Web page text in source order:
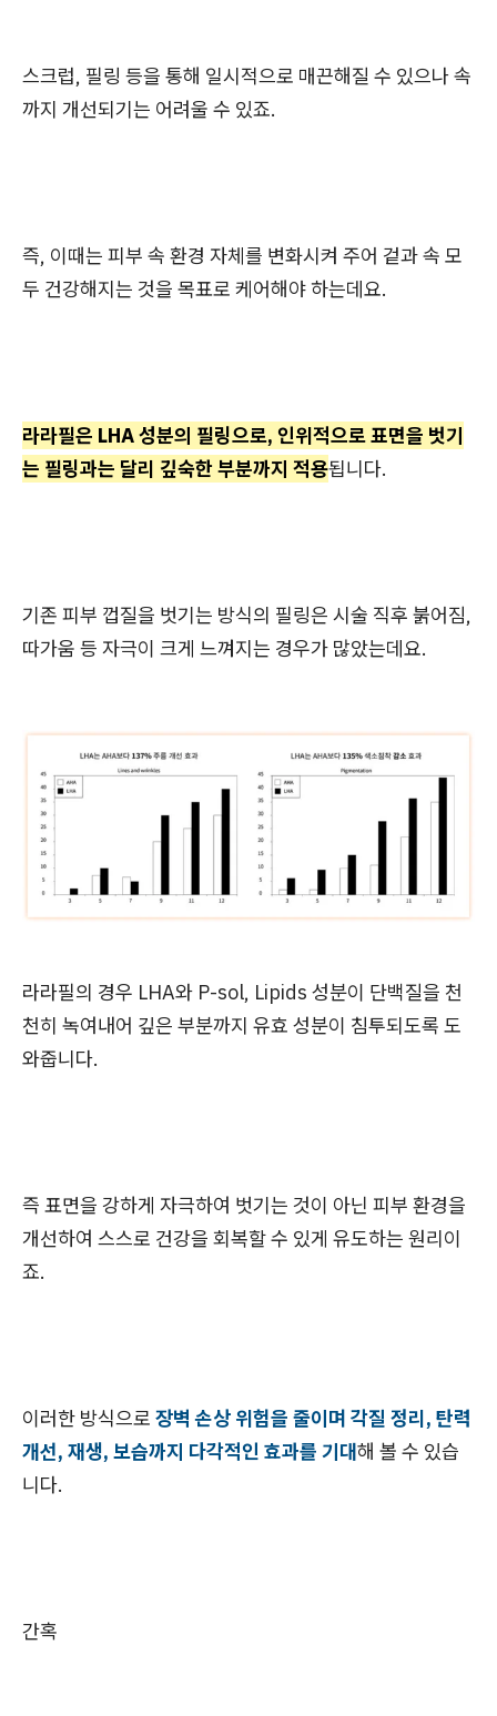
스크럽, 필링 등을 통해 일시적으로 매끈해질 수 있으나 속
까지 개선되기는 어려울 수 있죠.
즉, 이때는 피부 속 환경 자체를 변화시켜 주어 겉과 속 모
두 건강해지는 것을 목표로 케어해야 하는데요.
라라필은 LHA 성분의 필링으로, 인위적으로 표면을 벗기
는 필링과는 달리 깊숙한 부분까지 적용됩니다.
기존 피부 껍질을 벗기는 방식의 필링은 시술 직후 붉어짐,
따가움 등 자극이 크게 느껴지는 경우가 많았는데요.
라라필의 경우 LHA와 P-sol, Lipids 성분이 단백질을 천
천히 녹여내어 깊은 부분까지 유효 성분이 침투되도록 도
와줍니다.
즉 표면을 강하게 자극하여 벗기는 것이 아닌 피부 환경을
개선하여 스스로 건강을 회복할 수 있게 유도하는 원리이
죠.
이러한 방식으로 장벽 손상 위험을 줄이며 각질 정리, 탄력
개선, 재생, 보습까지 다각적인 효과를 기대해 볼 수 있습
니다.
간혹